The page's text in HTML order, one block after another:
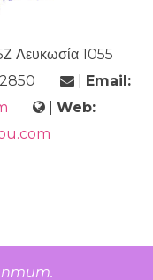
Λευκωσία 1055
|
Email:
Web:
.